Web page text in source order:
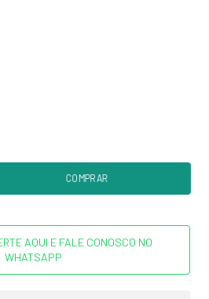
AQUI E FALE CONOSCO NO
WHATSAPP